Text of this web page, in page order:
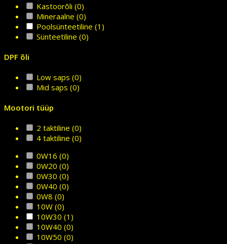
Kastoorõli (0)
Mineraalne (0)
Poolsünteetiline (1)
Sünteetiline (0)
DPF õli
Low saps (0)
Mid saps (0)
Mootori tüüp
2 taktiline (0)
4 taktiline (0)
0W16 (0)
0W20 (0)
0W30 (0)
0W40 (0)
0W8 (0)
10W (0)
10W30 (1)
10W40 (0)
10W50 (0)